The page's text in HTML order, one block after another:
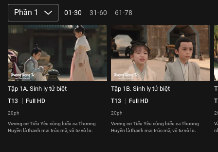
Phần 1 01-30 31-60 61-78
Tập 1A. Sinh ly tử biệt
T13 Full HD
20ph
Vương cơ Tiểu Yêu cùng biểu ca Thương
Huyền là thanh mai trúc mã, vô tư vô lo.
Tập 1B. Sinh ly tử biệt
T13 Full HD
20ph
Vương cơ Tiểu Yêu cùng biểu ca Thương
Huyền là thanh mai trúc mã, vô tư vô lo.